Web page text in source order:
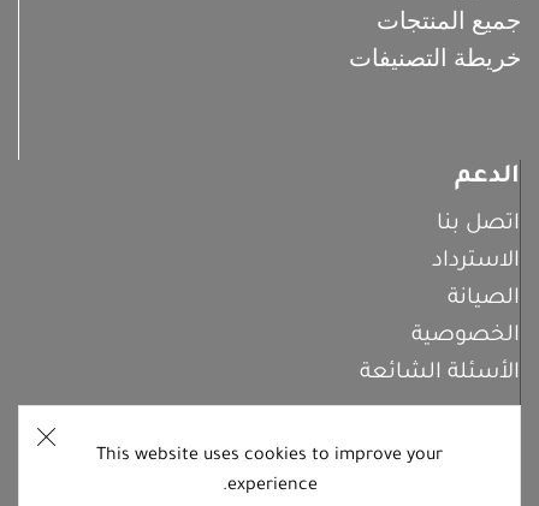
This website uses cookies to improve your
experience.
جميع المنتجات
خريطة التصنيفات
الدعم
اتصل بنا
الاسترداد
الصيانة
الخصوصية
الأسئلة الشائعة
اشترك معنا